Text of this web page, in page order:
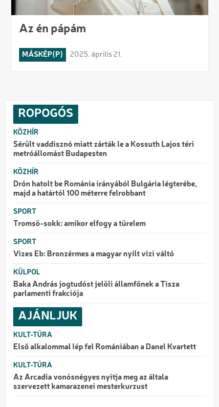
Az én pápám
MÁSKÉP(P) 2025. április 21.
ROPOGÓS
KÖZHÍR
Sérült vaddisznó miatt zárták le a Kossuth Lajos téri
metróállomást Budapesten
KÖZHÍR
Drón hatolt be Románia irányából Bulgária légterébe,
majd a határtól 100 méterre felrobbant
SPORT
Tromsö-sokk: amikor elfogy a türelem
SPORT
Vizes Eb: Bronzérmes a magyar nyílt vízi váltó
KÜLPOL
Baka András jogtudóst jelöli államfőnek a Tisza
parlamenti frakciója
AJÁNLJUK
KULT-TÚRA
Első alkalommal lép fel Romániában a Danel Kvartett
KULT-TÚRA
Az Arcadia vonósnégyes nyitja meg az általa
szervezett kamarazenei mesterkurzust